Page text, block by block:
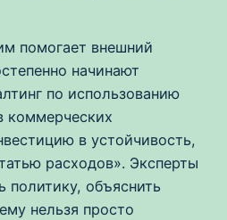
помогает внешний
начинают
по использованию
коммерческих
в устойчивость,
расходов». Эксперты
политику, объяснить
нельзя просто